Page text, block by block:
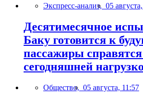
Экспресс-анализ, 05
Десятимесячное
Баку готовится к
пассажиры справятся
сегодняшней
Общество, 05 августа, 11:57